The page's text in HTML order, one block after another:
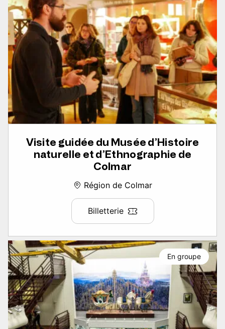
Visite guidée du Musée d’Histoire
naturelle et d’Ethnographie de
Colmar
Région de Colmar
Billetterie
En groupe